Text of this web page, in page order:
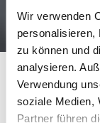
Wir verwenden
personalisieren,
zu können und
analysieren.
Verwendung
soziale Medien,
Partner führen